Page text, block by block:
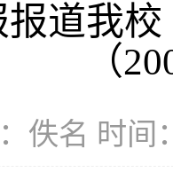
道我
（
佚名 时间